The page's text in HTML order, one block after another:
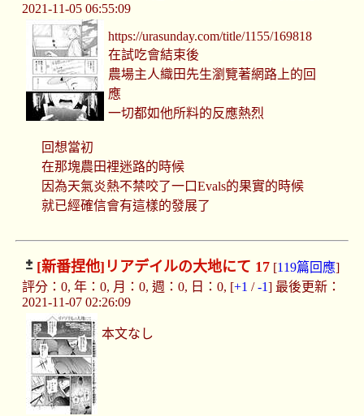
2021-11-05 06:55:09
https://urasunday.com/title/1155/169818
在試吃會結束後
農場主人織田先生瀏覽著網路上的回
應
一切都如他所料的反應熱烈
回想當初
在那塊農田裡迷路的時候
因為天氣炎熱不禁咬了一口Evals的果實的時候
就已經確信會有這樣的發展了
[新番捏他] リアデイルの大地にて 17[119篇回應]
評分：0, 年：0, 月：0, 週：0, 日：0, [+1 /-1] 最後更新：
2021-11-07 02:26:09
本文なし